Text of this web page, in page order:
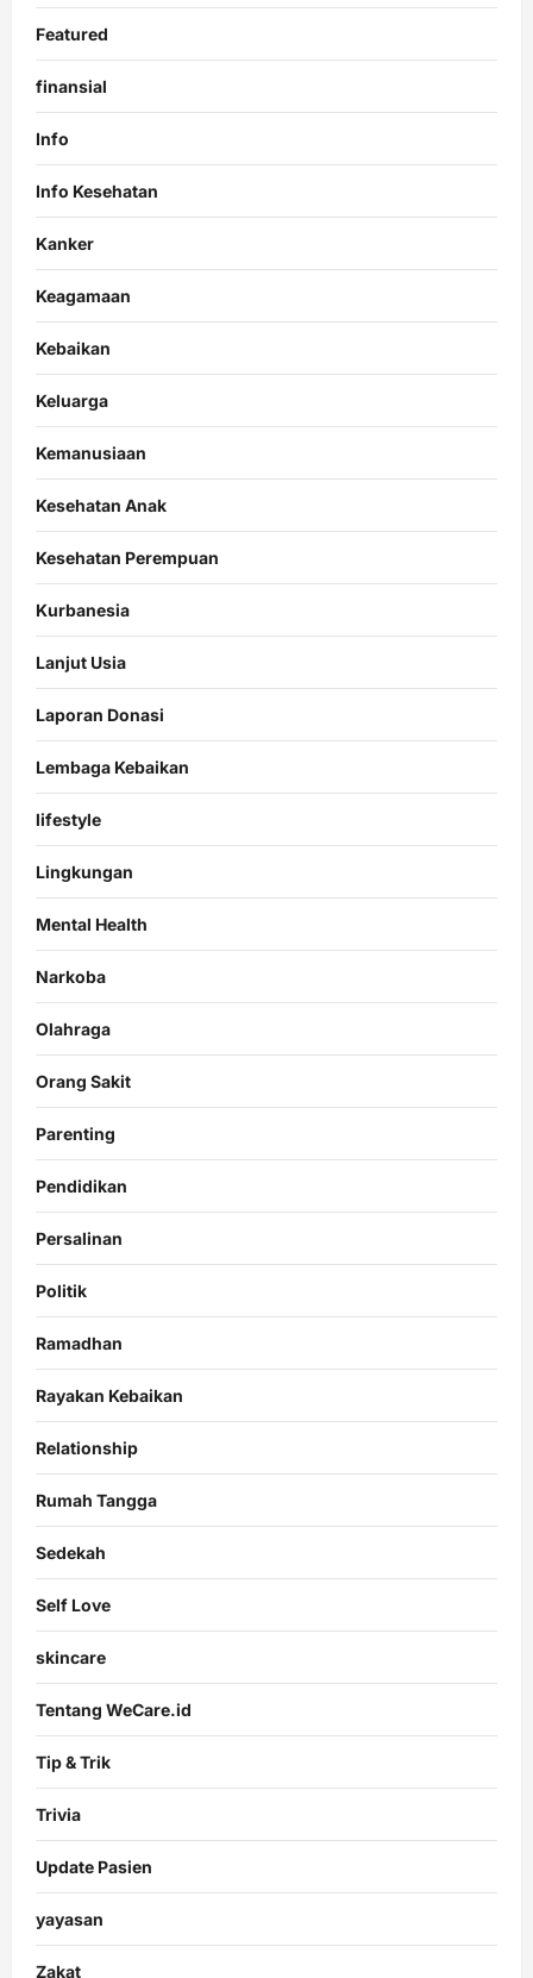
Featured
finansial
Info
Info Kesehatan
Kanker
Keagamaan
Kebaikan
Keluarga
Kemanusiaan
Kesehatan Anak
Kesehatan Perempuan
Kurbanesia
Lanjut Usia
Laporan Donasi
Lembaga Kebaikan
lifestyle
Lingkungan
Mental Health
Narkoba
Olahraga
Orang Sakit
Parenting
Pendidikan
Persalinan
Politik
Ramadhan
Rayakan Kebaikan
Relationship
Rumah Tangga
Sedekah
Self Love
skincare
Tentang WeCare.id
Tip & Trik
Trivia
Update Pasien
yayasan
Zakat